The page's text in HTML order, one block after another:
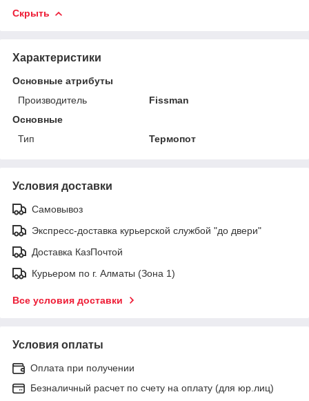
Скрыть
Характеристики
Основные атрибуты
Производитель
Fissman
Основные
Тип
Термопот
Условия доставки
Самовывоз
Экспресс-доставка курьерской службой "до двери"
Доставка КазПочтой
Курьером по г. Алматы (Зона 1)
Все условия доставки
Условия оплаты
Оплата при получении
Безналичный расчет по счету на оплату (для юр.лиц)